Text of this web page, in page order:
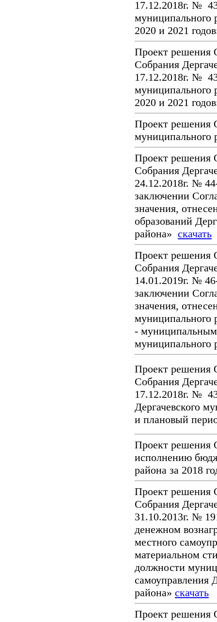
17.12.2018г. №
муниципального
2020 и 2021
Проект решения
Собрания
17.12.2018г. №
муниципального
2020 и 2021
Проект решения
муниципального
Проект решения
Собрания
24.12.2018г. №
заключении
значения,
образований
района» скачать
Проект решения
Собрания
14.01.2019г. №
заключении
значения,
муниципального
- муниципальным
муниципального
Проект решения
Собрания
17.12.2018г. №
Дергачевского
и плановый
Проект решения
исполнению
района за 2018
Проект решения
Собрания
31.10.2013г. №
денежном
местного
материальном
должности
самоуправления
района» скачать
Проект решения